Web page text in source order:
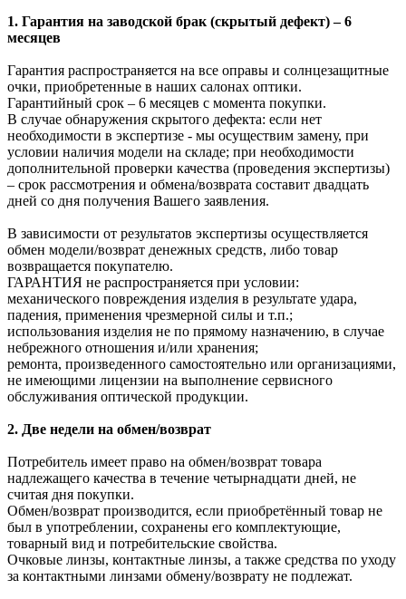
1. Гарантия на заводской брак (скрытый дефект) – 6
месяцев
Гарантия распространяется на все оправы и солнцезащитные
очки, приобретенные в наших салонах оптики.
Гарантийный срок – 6 месяцев с момента покупки.
В случае обнаружения скрытого дефекта: если нет
необходимости в экспертизе - мы осуществим замену, при
условии наличия модели на складе; при необходимости
дополнительной проверки качества (проведения экспертизы)
– срок рассмотрения и обмена/возврата составит двадцать
дней со дня получения Вашего заявления.
В зависимости от результатов экспертизы осуществляется
обмен модели/возврат денежных средств, либо товар
возвращается покупателю.
ГАРАНТИЯ не распространяется при условии:
механического повреждения изделия в результате удара,
падения, применения чрезмерной силы и т.п.;
использования изделия не по прямому назначению, в случае
небрежного отношения и/или хранения;
ремонта, произведенного самостоятельно или организациями,
не имеющими лицензии на выполнение сервисного
обслуживания оптической продукции.
2. Две недели на обмен/возврат
Потребитель имеет право на обмен/возврат товара
надлежащего качества в течение четырнадцати дней, не
считая дня покупки.
Обмен/возврат производится, если приобретённый товар не
был в употреблении, сохранены его комплектующие,
товарный вид и потребительские свойства.
Очковые линзы, контактные линзы, а также средства по уходу
за контактными линзами обмену/возврату не подлежат.